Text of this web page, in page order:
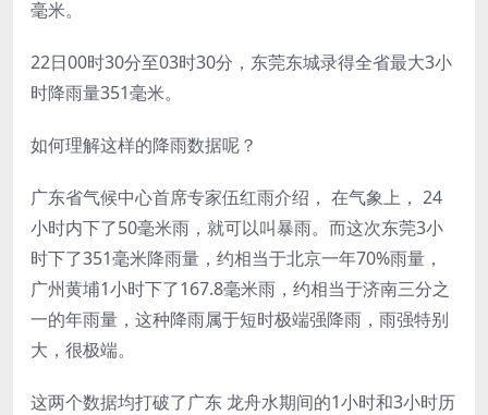
毫米。
22日00时30分至03时30分，东莞东城录得全省最大3小
时降雨量351毫米。
如何理解这样的降雨数据呢？
广东省气候中心首席专家伍红雨介绍， 在气象上， 24
小时内下了50毫米雨，就可以叫暴雨。而这次东莞3小
时下了351毫米降雨量，约相当于北京一年70%雨量，
广州黄埔1小时下了167.8毫米雨，约相当于济南三分之
一的年雨量，这种降雨属于短时极端强降雨，雨强特别
大，很极端。
这两个数据均打破了广东 龙舟水期间的1小时和3小时历